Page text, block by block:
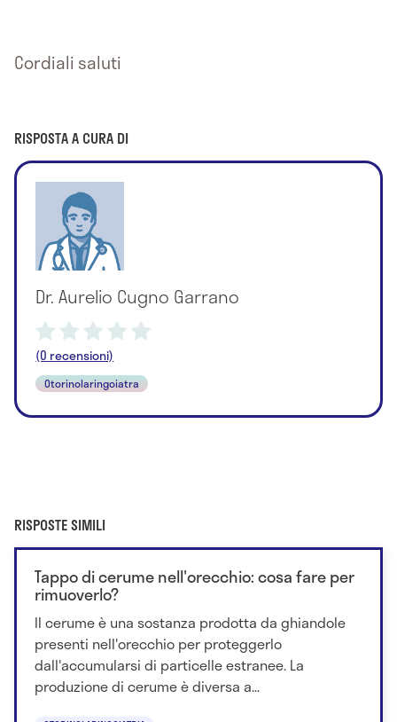
Cordiali saluti
RISPOSTA A CURA DI
Dr. Aurelio Cugno Garrano
(0 recensioni)
Otorinolaringoiatra
RISPOSTE SIMILI
Tappo di cerume nell'orecchio: cosa fare per
rimuoverlo?
Il cerume è una sostanza prodotta da ghiandole
presenti nell'orecchio per proteggerlo
dall'accumularsi di particelle estranee. La
produzione di cerume è diversa a...